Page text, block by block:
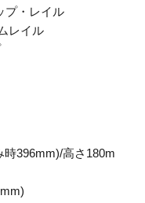
プ・レイル
レイル
時396mm)/高さ180m